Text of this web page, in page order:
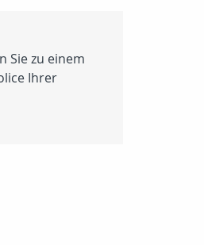
Sie zu einem
Ihrer